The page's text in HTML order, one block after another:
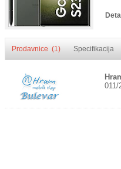
Prodavnice (1) Specifikacija
011/